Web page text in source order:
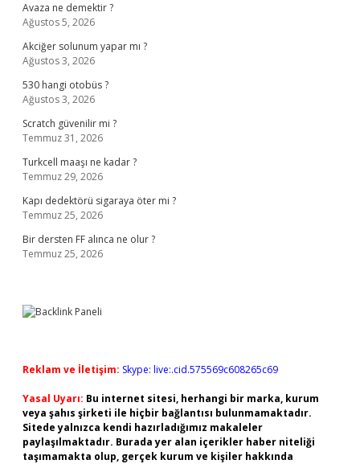
Avaza ne demektir ?
Ağustos 5, 2026
Akciğer solunum yapar mı ?
Ağustos 3, 2026
530 hangi otobüs ?
Ağustos 3, 2026
Scratch güvenilir mi ?
Temmuz 31, 2026
Turkcell maaşı ne kadar ?
Temmuz 29, 2026
Kapı dedektörü sigaraya öter mi ?
Temmuz 25, 2026
Bir dersten FF alınca ne olur ?
Temmuz 25, 2026
Reklam ve İletişim: Skype: live:.cid.575569c608265c69
Yasal Uyarı: Bu internet sitesi, herhangi bir marka, kurum
veya şahıs şirketi ile hiçbir bağlantısı bulunmamaktadır.
Sitede yalnızca kendi hazırladığımız makaleler
paylaşılmaktadır. Burada yer alan içerikler haber niteliği
taşımamakta olup, gerçek kurum ve kişiler hakkında